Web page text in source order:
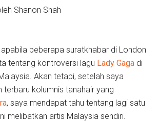
Shanon Shah
apabila beberapa suratkhabar di London
tentang kontroversi lagu Lady Gaga di
Akan tetapi, setelah saya
kolumnis tanahair yang
, saya mendapat tahu tentang lagi satu
melibatkan artis Malaysia sendiri.